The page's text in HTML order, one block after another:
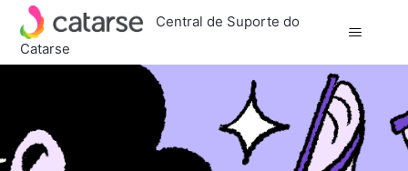
Central de Suporte do
Catarse
Central de Suporte do